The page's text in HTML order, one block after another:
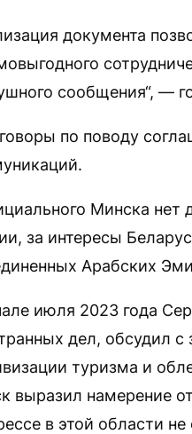
документа
сообщения“, —
по поводу
Минска нет
за интересы
Арабских
июля 2023 года
дел, обсудил
туризма и
выразил намерение
в этой области